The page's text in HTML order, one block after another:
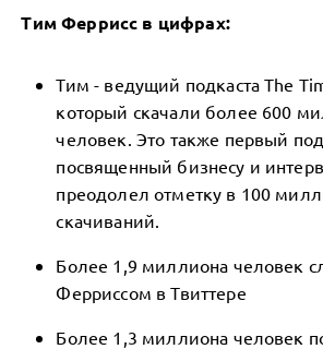
Тим Феррисс в цифрах:
Тим - ведущий подкаста The
который скачали более 600
человек. Это также первый
посвященный бизнесу и
преодолел отметку в 100
скачиваний.
Более 1,9 миллиона человек
Ферриссом в Твиттере
Более 1,3 миллиона человек